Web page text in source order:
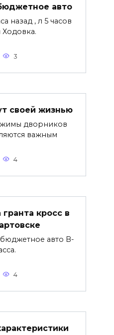
авто
назад , л 5 часов
Ходовка.
3
своей жизнью
дворников
важным
4
кросс в
авто B-
4